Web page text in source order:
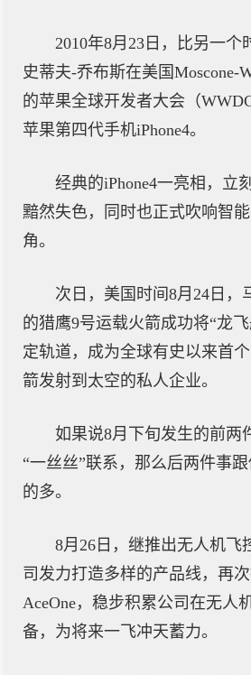
2010年8月23日，比另一个
史蒂夫-乔布斯在美国Moscone-
的苹果全球开发者大会（
苹果第四代手机iPhone4。
经典的iPhone4一亮相，立
黯然失色，同时也正式吹响智
角。
次日，美国时间8月24日，
的猎鹰9号运载火箭成功将“龙
定轨道，成为全球有史以来首
箭发射到太空的私人企业。
如果说8月下旬发生的前两
“一丝丝”联系，那么后两件事
的多。
8月26日，继推出无人机飞
司发力打造多样的产品线，再
AceOne，稳步积累公司在无人
备，为将来一飞冲天蓄力。